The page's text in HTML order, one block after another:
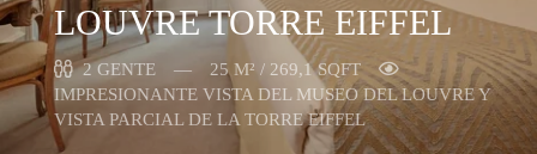
LOUVRE TORRE EIFFEL
2 GENTE
25 M² / 269,1 SQFT
IMPRESIONANTE VISTA DEL MUSEO DEL LOUVRE Y
VISTA PARCIAL DE LA TORRE EIFFEL